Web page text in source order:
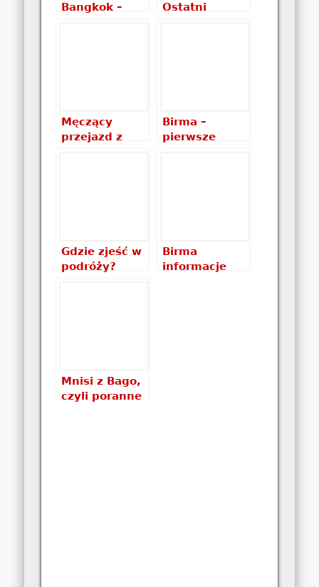
Bangkok –
Ostatni
Męczący
przejazd z
Birma –
pierwsze
Gdzie zjeść w
podróży?
Birma
informacje
Mnisi z Bago,
czyli poranne